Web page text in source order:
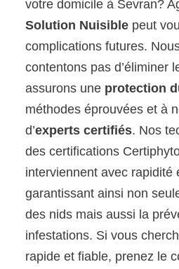
votre domicile à Sevran?
Solution Nuisible peut
complications futures.
contentons pas d’éliminer
assurons une protection
méthodes éprouvées et à
d’experts certifiés. Nos
des certifications
interviennent avec rapidité
garantissant ainsi non
des nids mais aussi la
infestations. Si vous
rapide et fiable, prenez le